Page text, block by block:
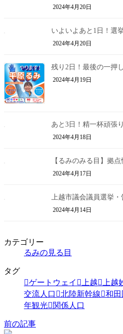
2024年4月20日
いよいよあと1日！選
2024年4月20日
残り2日！最後の一押
2024年4月19日
あと3日！精一杯頑張
2024年4月18日
【るみのみる目】拠点
2024年4月17日
上越市議会議員選挙
2024年4月14日
カテゴリー
るみの見る目
タグ
ゲートウェイ
上越 上越
交流人口
北陸新幹線 和田
年観光
関係人口
前の記事